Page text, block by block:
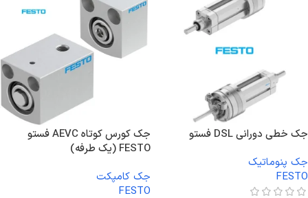
جک خطی دورانی DSL فستو
جک پنوماتیک
FESTO
جک کورس کوتاه AEVC فستو
FESTO (یک طرفه)
جک کامپکت
FESTO